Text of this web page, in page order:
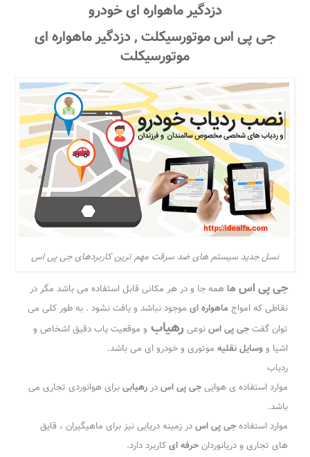
دزدگیر ماهواره ای خودرو
جی پی اس موتورسیکلت , دزدگیر ماهواره ای
موتورسیکلت
نسل جدید سیستم های ضد سرقت مهم ترین کاربردهای جی پی اس
جی پی اسها همه جا و در هر مکانی قابل استفاده می باشد مگر در
نقاطی که امواج ماهواره ای موجود نباشد و یافت نشود . به طور کلی می
توان گفتجی پی اسنوعی رهیاب و موقعیت یاب دقیق اشخاص و
اشیا ووسایل نقلیه موتوری و خودرو ای می باشد.
ردیاب
موارد استفاده ی هواییجی پی اسدررهیابیبرای هوانوردی تجاری می
باشد.
موارد استفادهجی پی اسدر زمینه دریایی نیز برای ماهیگیران ، قایق
های تجاری و دریانوردانحرفه ایکاربرد دارد.